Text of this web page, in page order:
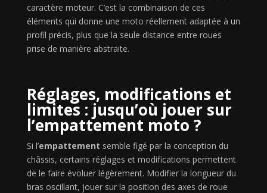
caractère moteur. C’est la combinaison de ces
éléments qui donne une moto réellement adaptée à un
profil précis, plus que la seule distance entre roues
prise de manière abstraite.
Réglages, modifications et
limites : jusqu’où jouer sur
l’empattement moto ?
Si l’empattement semble figé par la conception du
châssis, certains réglages et modifications permettent
de le faire évoluer légèrement. Modifier la longueur du
bras oscillant, jouer sur la position des axes de roue